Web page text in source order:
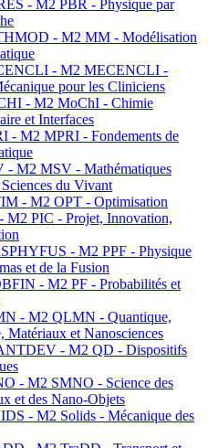
- M2 PBR - Physique par
- M2 MM - Modélisation
- M2 MECENCLI -
pour les Cliniciens
- M2 MoChI - Chimie
et Interfaces
- M2 MPRI - Fondements de
- M2 MSV - Mathématiques
du Vivant
- M2 OPT - Optimisation
M2 PIC - Projet, Innovation,
- M2 PPF - Physique
et de la Fusion
- M2 PF - Probabilités et
- M2 QLMN - Quantique,
Matériaux et Nanosciences
- M2 QD - Dispositifs
- M2 SMNO - Science des
et des Nano-Objets
- M2 Solids - Mécanique des